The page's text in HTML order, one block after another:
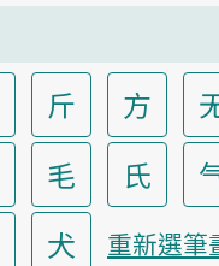
斤 方
毛 氏
犬 重新選筆